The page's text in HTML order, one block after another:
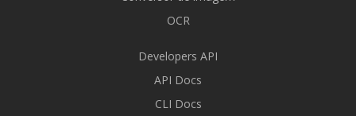
OCR
Developers API
API Docs
CLI Docs